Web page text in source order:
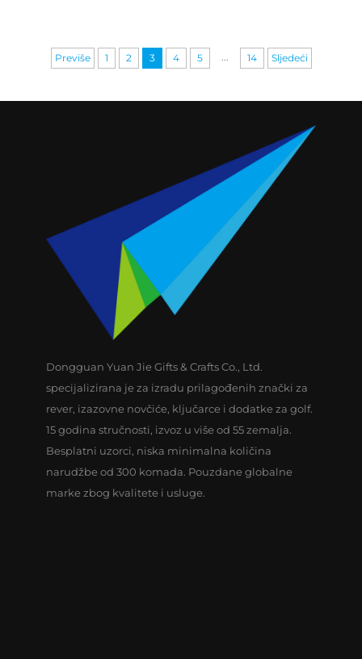
epoksidnom smolom
ispupčenim
žetoni
Previše 1 2 3 4 5 ... 14 Sljedeći
Dongguan Yuan Jie Gifts & Crafts Co., Ltd.
specijalizirana je za izradu prilagođenih znački za
rever, izazovne novčiće, ključarce i dodatke za golf.
15 godina stručnosti, izvoz u više od 55 zemalja.
Besplatni uzorci, niska minimalna količina
narudžbe od 300 komada. Pouzdane globalne
marke zbog kvalitete i usluge.